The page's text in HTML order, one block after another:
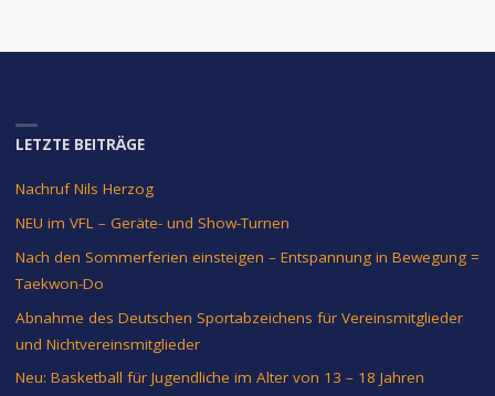
LETZTE BEITRÄGE
Nachruf Nils Herzog
NEU im VFL – Geräte- und Show-Turnen
Nach den Sommerferien einsteigen – Entspannung in Bewegung =
Taekwon-Do
Abnahme des Deutschen Sportabzeichens für Vereinsmitglieder
und Nichtvereinsmitglieder
Neu: Basketball für Jugendliche im Alter von 13 – 18 Jahren